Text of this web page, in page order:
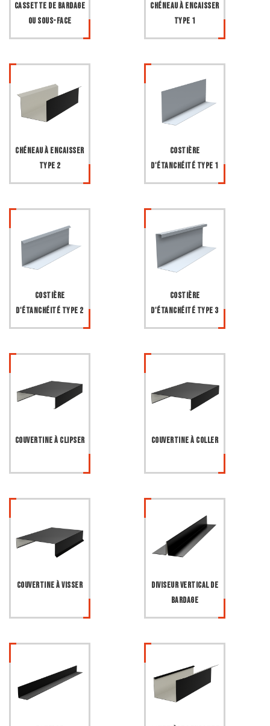
Cassette de bardage
ou sous-face
Chéneau à encaisser
type 1
Chéneau à encaisser
type 2
Costière
d'étanchéité type 1
Costière
d'étanchéité type 2
Costière
d'étanchéité type 3
Couvertine à clipser Couvertine à coller
Couvertine à visser
Diviseur vertical de
bardage